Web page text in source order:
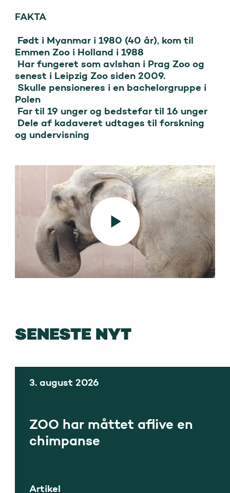
FAKTA
Emmen Zoo i Holland i 1988
senest i Leipzig Zoo siden 2009.
Polen
SENESTE NYT
3. august 2026
ZOO har måttet aflive en
chimpanse
Artikel